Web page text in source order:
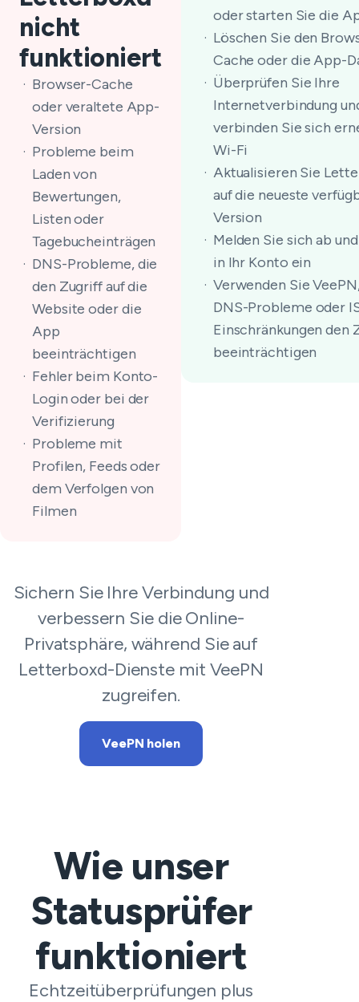
nicht
funktioniert
Browser-Cache
oder veraltete App-
Version
Probleme beim
Laden von
Bewertungen,
Listen oder
Tagebucheinträgen
DNS-Probleme, die
den Zugriff auf die
Website oder die
App
beeinträchtigen
Fehler beim Konto-
Login oder bei der
Verifizierung
Probleme mit
Profilen, Feeds oder
dem Verfolgen von
Filmen
oder starten Sie die
Löschen Sie den
Cache oder die App-
Überprüfen Sie Ihre
Internetverbindung
verbinden Sie sich
Wi-Fi
Aktualisieren Sie
auf die neueste
Version
Melden Sie sich ab
in Ihr Konto ein
Verwenden Sie
DNS-Probleme oder
Einschränkungen den
beeinträchtigen
Sichern Sie Ihre Verbindung und
verbessern Sie die Online-
Privatsphäre, während Sie auf
Letterboxd-Dienste mit VeePN
zugreifen.
VeePN holen
Wie unser
Statusprüfer
funktioniert
Echtzeitüberprüfungen plus